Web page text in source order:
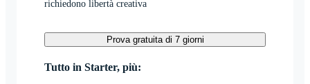
richiedono libertà creativa
Prova gratuita di 7 giorni
Tutto in Starter, più: